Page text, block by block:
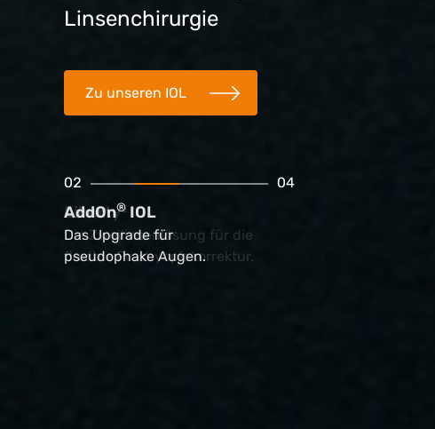
Linsenchirurgie
Zu unseren IOL
02 04
AddOn®IOL
Das Upgrade für
pseudophake Augen.